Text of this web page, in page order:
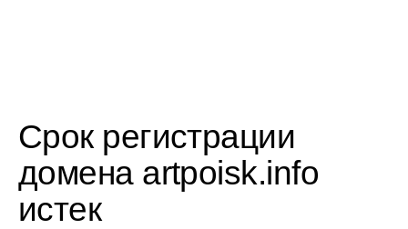
Срок регистрации
домена artpoisk.info
истек